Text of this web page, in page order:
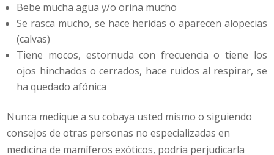
Bebe mucha agua y/o orina mucho
Se rasca mucho, se hace heridas o aparecen alopecias
(calvas)
Tiene mocos, estornuda con frecuencia o tiene los
ojos hinchados o cerrados, hace ruidos al respirar, se
ha quedado afónica
Nunca medique a su cobaya usted mismo o siguiendo
consejos de otras personas no especializadas en
medicina de mamíferos exóticos, podría perjudicarla